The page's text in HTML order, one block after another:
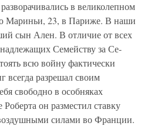
в великолепном
Мариньи, 23, в Париже. В наши
сын Ален. В отличие от всех
Семейству за Се-
всю войну фактически
всегда разрешал своим
свободно в особняках
он разместил ставку
силами во Франции.